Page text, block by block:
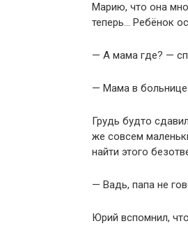
Марию, что она
теперь… Ребёнок
— А мама где? —
— Мама в
Грудь будто
же совсем
найти этого
— Вадь, папа не
Юрий вспомнил,